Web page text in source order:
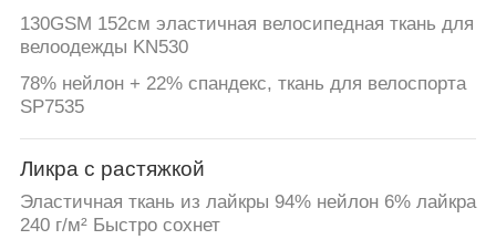
130GSM 152см эластичная велосипедная ткань для
велоодежды KN530
78% нейлон + 22% спандекс, ткань для велоспорта
SP7535
Ликра с растяжкой
Эластичная ткань из лайкры 94% нейлон 6% лайкра
240 г/м² Быстро сохнет